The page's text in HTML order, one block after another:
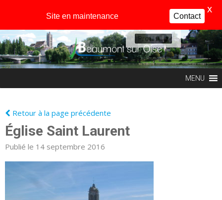
Profil
MENU
Retour à la page précédente
Église Saint Laurent
Publié le 14 septembre 2016
Site en maintenance Contact
X